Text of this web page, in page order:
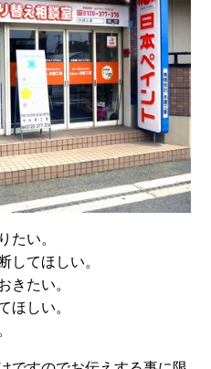
たい。
してほしい。
きたい。
ほしい。